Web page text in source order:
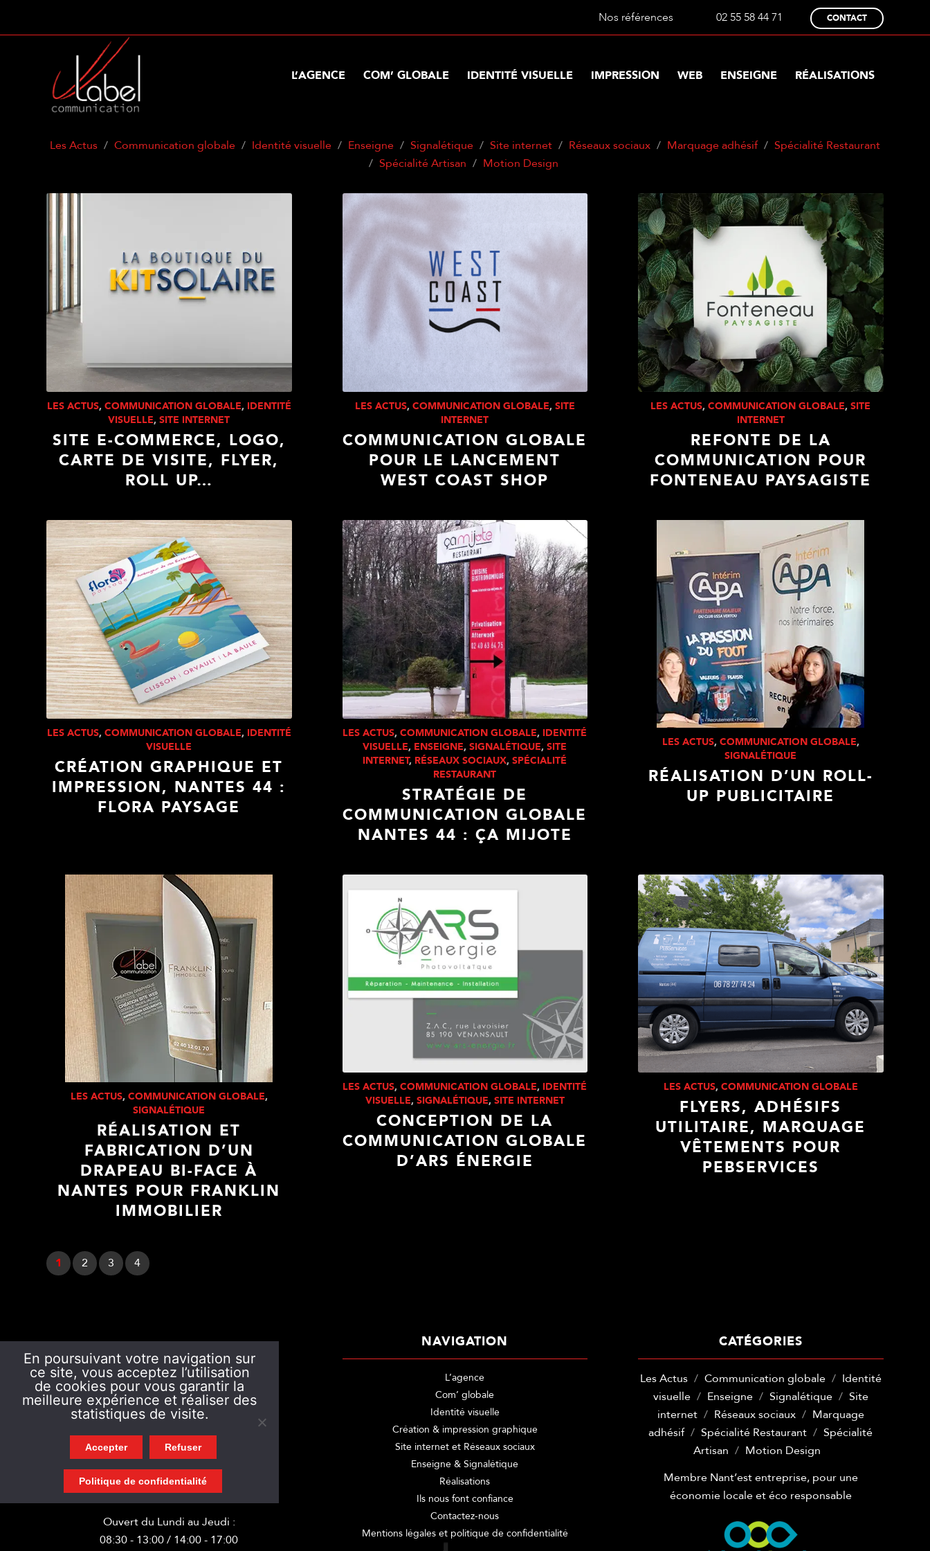
Nos références 02 55 58 44 71 CONTACT
L’AGENCE COM’ GLOBALE IDENTITÉ VISUELLE IMPRESSION WEB ENSEIGNE RÉALISATIONS
Les Actus Communication globale Identité visuelle Enseigne Signalétique Site internet Réseaux sociaux Marquage adhésif
Spécialité Restaurant
Spécialité Artisan
Motion Design
LES ACTUS, COMMUNICATION GLOBALE, IDENTITÉ
VISUELLE,SITE INTERNET
SITE E-COMMERCE, LOGO,
CARTE DE VISITE, FLYER,
ROLL UP…
LES ACTUS, COMMUNICATION GLOBALE, SITE
INTERNET
COMMUNICATION GLOBALE
POUR LE LANCEMENT
WEST COAST SHOP
LES ACTUS,COMMUNICATION GLOBALE,SITE
INTERNET
REFONTE DE LA
COMMUNICATION POUR
FONTENEAU PAYSAGISTE
LES ACTUS, COMMUNICATION GLOBALE, IDENTITÉ
VISUELLE
CRÉATION GRAPHIQUE ET
IMPRESSION, NANTES 44 :
FLORA PAYSAGE
LES ACTUS,COMMUNICATION GLOBALE, IDENTITÉ
VISUELLE, ENSEIGNE,SIGNALÉTIQUE,SITE
INTERNET, RÉSEAUX SOCIAUX,SPÉCIALITÉ
RESTAURANT
STRATÉGIE DE
COMMUNICATION GLOBALE
NANTES 44 : ÇA MIJOTE
LES ACTUS, COMMUNICATION GLOBALE,
SIGNALÉTIQUE
RÉALISATION D’UN ROLL-
UP PUBLICITAIRE
LES ACTUS, COMMUNICATION GLOBALE,
SIGNALÉTIQUE
RÉALISATION ET
FABRICATION D’UN
DRAPEAU BI-FACE À
NANTES POUR FRANKLIN
IMMOBILIER
LES ACTUS,COMMUNICATION GLOBALE, IDENTITÉ
VISUELLE, SIGNALÉTIQUE, SITE INTERNET
CONCEPTION DE LA
COMMUNICATION GLOBALE
D’ARS ÉNERGIE
LES ACTUS, COMMUNICATION GLOBALE
FLYERS, ADHÉSIFS
UTILITAIRE, MARQUAGE
VÊTEMENTS POUR
PEBSERVICES
1 2 3 4
4 Rue Albert Londres
44300 NANTES
Tél. : 02 55 58 44 71
Ouvert du Lundi au Jeudi :
08:30 - 13:00 / 14:00 - 17:00
NAVIGATION
L’agence
Com’ globale
Identité visuelle
Création & impression graphique
Site internet et Réseaux sociaux
Enseigne & Signalétique
Réalisations
Ils nous font confiance
Contactez-nous
Mentions légales et politique de confidentialité
CATÉGORIES
Les Actus Communication globale
Identité
visuelle
Enseigne Signalétique
Site
internet
Réseaux sociaux
Marquage
adhésif
Spécialité Restaurant
Spécialité
Artisan
Motion Design
Membre Nant’est entreprise, pour une
économie locale et éco responsable
En poursuivant votre navigation sur
ce site, vous acceptez l’utilisation
de cookies pour vous garantir la
meilleure expérience et réaliser des
statistiques de visite.
Accepter Refuser
Politique de confidentialité